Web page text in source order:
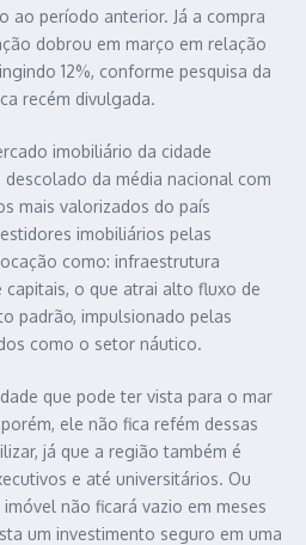
ao período anterior. Já a compra
dobrou em março em relação
12%, conforme pesquisa da
recém divulgada.
imobiliário da cidade
da média nacional com
mais valorizados do país
imobiliários pelas
como: infraestrutura
o que atrai alto fluxo de
padrão, impulsionado pelas
como o setor náutico.
que pode ter vista para o mar
ele não fica refém dessas
já que a região também é
e até universitários. Ou
não ficará vazio em meses
um investimento seguro em uma